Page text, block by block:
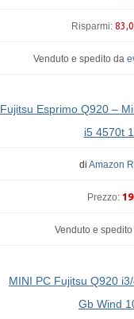
Risparmi:
Venduto e spedito da
Fujitsu Esprimo Q920 –
i5 4570t
di Amazon
Prezzo:
Venduto e
MINI PC Fujitsu Q920
Gb Wind